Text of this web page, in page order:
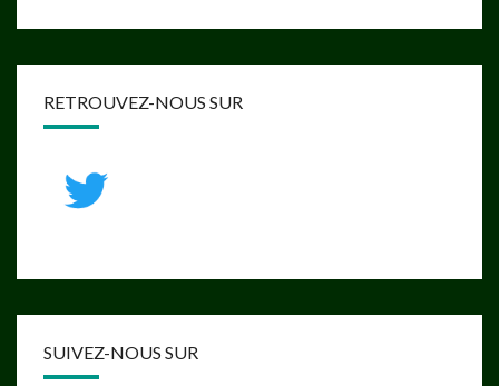
RETROUVEZ-NOUS SUR
SUIVEZ-NOUS SUR